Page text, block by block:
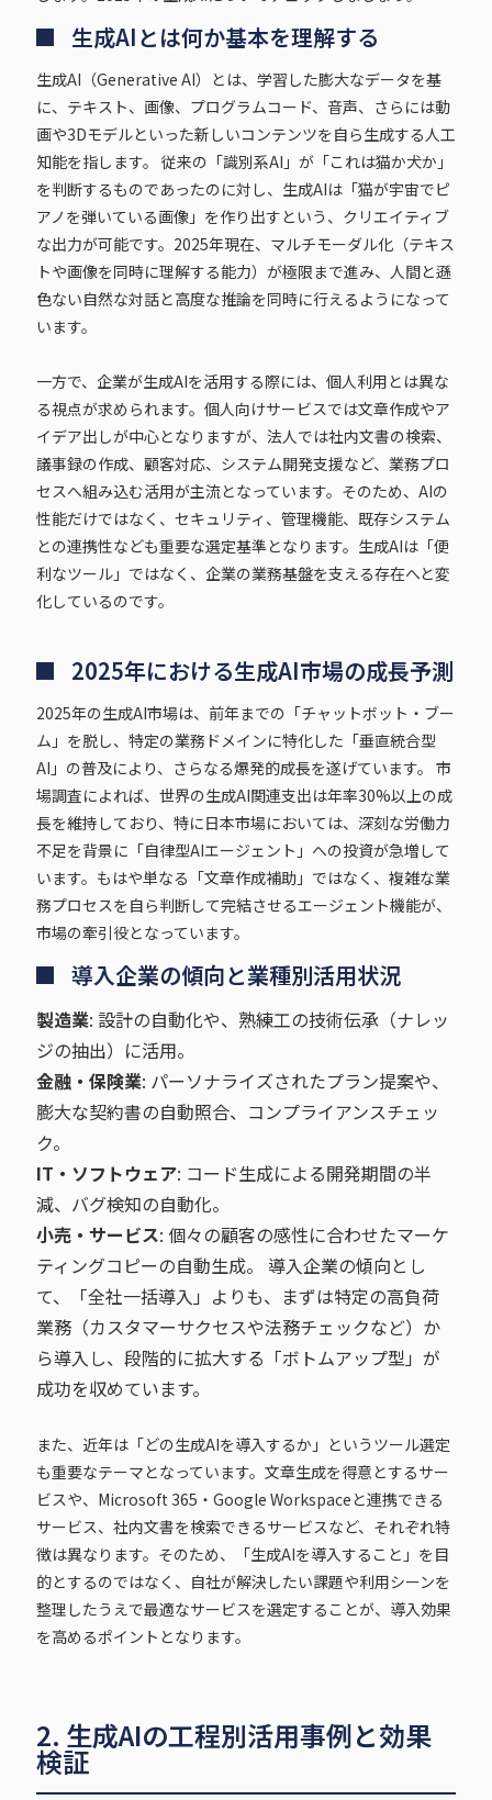
生成AIとは何か基本を理解する
生成AI（Generative AI）とは、学習した膨大なデータを基
に、テキスト、画像、プログラムコード、音声、さらには動
画や3Dモデルといった新しいコンテンツを自ら生成する人工
知能を指します。 従来の「識別系AI」が「これは猫か犬か」
を判断するものであったのに対し、生成AIは「猫が宇宙でピ
アノを弾いている画像」を作り出すという、クリエイティブ
な出力が可能です。2025年現在、マルチモーダル化（テキス
トや画像を同時に理解する能力）が極限まで進み、人間と遜
色ない自然な対話と高度な推論を同時に行えるようになって
います。
一方で、企業が生成AIを活用する際には、個人利用とは異な
る視点が求められます。個人向けサービスでは文章作成やア
イデア出しが中心となりますが、法人では社内文書の検索、
議事録の作成、顧客対応、システム開発支援など、業務プロ
セスへ組み込む活用が主流となっています。そのため、AIの
性能だけではなく、セキュリティ、管理機能、既存システム
との連携性なども重要な選定基準となります。生成AIは「便
利なツール」ではなく、企業の業務基盤を支える存在へと変
化しているのです。
2025年における生成AI市場の成長予測
2025年の生成AI市場は、前年までの「チャットボット・ブー
ム」を脱し、特定の業務ドメインに特化した「垂直統合型
AI」の普及により、さらなる爆発的成長を遂げています。 市
場調査によれば、世界の生成AI関連支出は年率30%以上の成
長を維持しており、特に日本市場においては、深刻な労働力
不足を背景に「自律型AIエージェント」への投資が急増して
います。もはや単なる「文章作成補助」ではなく、複雑な業
務プロセスを自ら判断して完結させるエージェント機能が、
市場の牽引役となっています。
導入企業の傾向と業種別活用状況
製造業: 設計の自動化や、熟練工の技術伝承（ナレッ
ジの抽出）に活用。
金融・保険業: パーソナライズされたプラン提案や、
膨大な契約書の自動照合、コンプライアンスチェッ
ク。
IT・ソフトウェア: コード生成による開発期間の半
減、バグ検知の自動化。
小売・サービス: 個々の顧客の感性に合わせたマーケ
ティングコピーの自動生成。 導入企業の傾向とし
て、「全社一括導入」よりも、まずは特定の高負荷
業務（カスタマーサクセスや法務チェックなど）か
ら導入し、段階的に拡大する「ボトムアップ型」が
成功を収めています。
また、近年は「どの生成AIを導入するか」というツール選定
も重要なテーマとなっています。文章生成を得意とするサー
ビスや、Microsoft 365・Google Workspaceと連携できる
サービス、社内文書を検索できるサービスなど、それぞれ特
徴は異なります。そのため、「生成AIを導入すること」を目
的とするのではなく、自社が解決したい課題や利用シーンを
整理したうえで最適なサービスを選定することが、導入効果
を高めるポイントとなります。
2. 生成AIの工程別活用事例と効果
検証